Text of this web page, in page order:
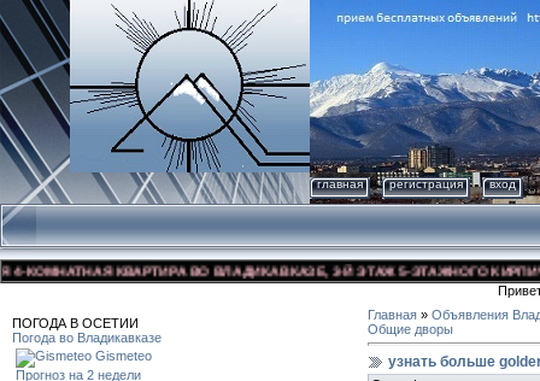
главная регистрация вход
КВАРТИРА ВО ВЛАДИКАВКАЗЕ, 3-Й ЭТАЖ 5-ЭТАЖНОГО
ПОГОДА В ОСЕТИИ
Погода во Владикавказе
Gismeteo
Прогноз на 2 недели
Главная » Объявления
Общие дворы
узнать больше